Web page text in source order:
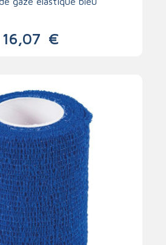
16,07 €